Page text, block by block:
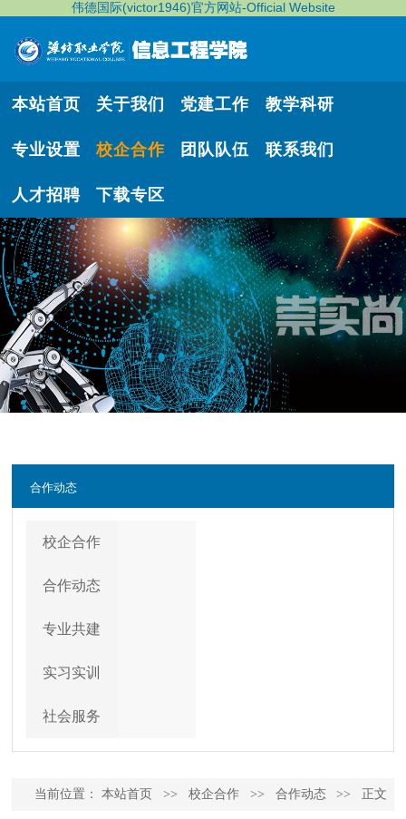
伟德国际(victor1946)官方网站-Official Website
本站首页 关于我们 党建工作 教学科研
专业设置 校企合作 团队队伍 联系我们
人才招聘 下载专区
合作动态
校企合作
合作动态
专业共建
实习实训
社会服务
当前位置： 本站首页 >> 校企合作 >> 合作动态 >> 正文